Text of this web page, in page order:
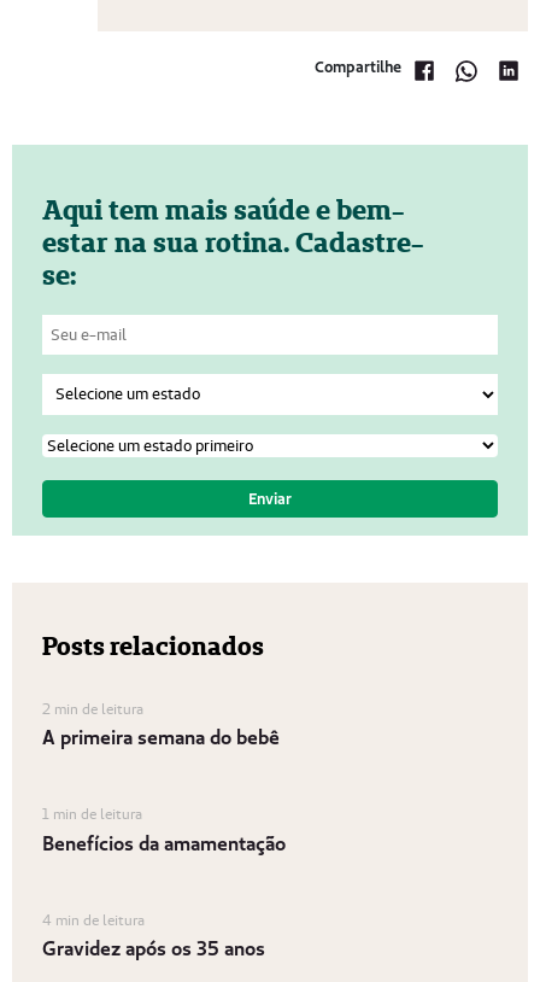
Compartilhe
Aqui tem mais saúde e bem-
estar na sua rotina. Cadastre-
se:
Posts relacionados
2 min de leitura
A primeira semana do bebê
1 min de leitura
Benefícios da amamentação
4 min de leitura
Gravidez após os 35 anos